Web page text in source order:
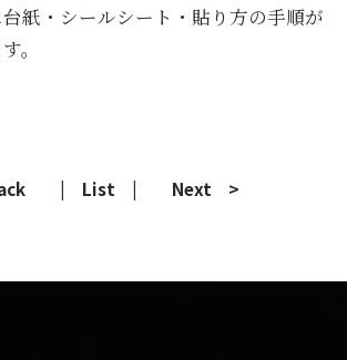
紙・シールシート・貼り方の手順が
。
| List | Next >